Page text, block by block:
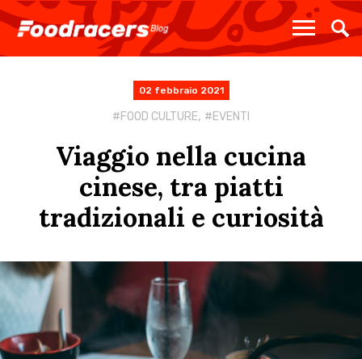
02 febbraio 2021
FOOD CULTURE, EVENTI
Viaggio nella cucina
cinese, tra piatti
tradizionali e curiosità